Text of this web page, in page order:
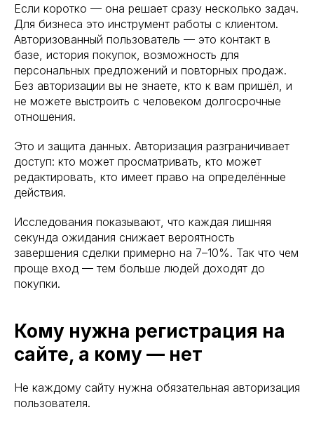
Если коротко — она решает сразу несколько задач.
Для бизнеса это инструмент работы с клиентом.
Авторизованный пользователь — это контакт в
базе, история покупок, возможность для
персональных предложений и повторных продаж.
Без авторизации вы не знаете, кто к вам пришёл, и
не можете выстроить с человеком долгосрочные
отношения.
Это и защита данных. Авторизация разграничивает
доступ: кто может просматривать, кто может
редактировать, кто имеет право на определённые
действия.
Исследования показывают, что каждая лишняя
секунда ожидания снижает вероятность
завершения сделки примерно на 7–10%. Так что чем
проще вход — тем больше людей доходят до
покупки.
Кому нужна регистрация на
сайте, а кому — нет
Не каждому сайту нужна обязательная авторизация
пользователя.